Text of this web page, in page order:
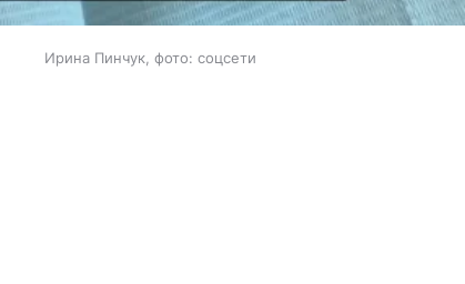
Ирина Пинчук, фото: соцсети